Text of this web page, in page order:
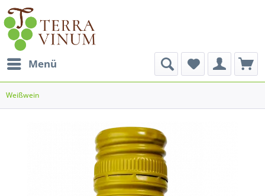
Menü
Weißwein